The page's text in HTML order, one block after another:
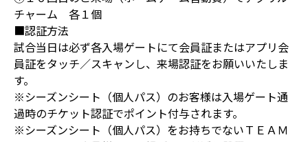
チャーム 各１個
■認証方法
試合当日は必ず各入場ゲートにて会員証またはアプリ会
員証をタッチ／スキャンし、来場認証をお願いいたしま
す。
※シーズンシート（個人パス）のお客様は入場ゲート通
過時のチケット認証でポイント付与されます。
※シーズンシート（個人パス）をお持ちでないＴＥＡＭ